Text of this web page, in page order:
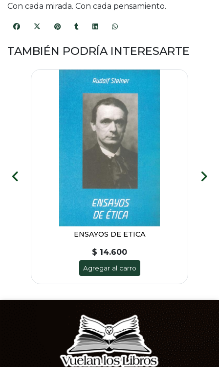
Con cada mirada. Con cada pensamiento.
TAMBIÉN PODRÍA INTERESARTE
ENSAYOS DE ETICA
$ 14.600
Agregar al carro